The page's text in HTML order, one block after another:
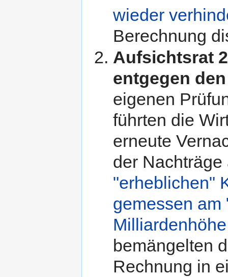
wieder
Berechnung
Aufsichtsrat
entgegen
eigenen
führten die
erneute
der
"erheblichen"
gemessen am
Milliardenhöhe
bemängelten
Rechnung in